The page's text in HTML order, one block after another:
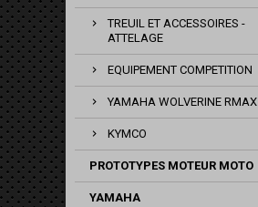
TREUIL ET ACCESSOIRES -
ATTELAGE
EQUIPEMENT COMPETITION
YAMAHA WOLVERINE RMAX
KYMCO
PROTOTYPES MOTEUR MOTO
YAMAHA